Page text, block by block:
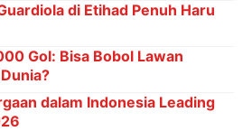
di Etihad Penuh Haru
Gol: Bisa Bobol Lawan
dalam Indonesia Leading